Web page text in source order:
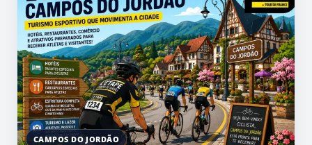
CAMPOS DO JORDÃO